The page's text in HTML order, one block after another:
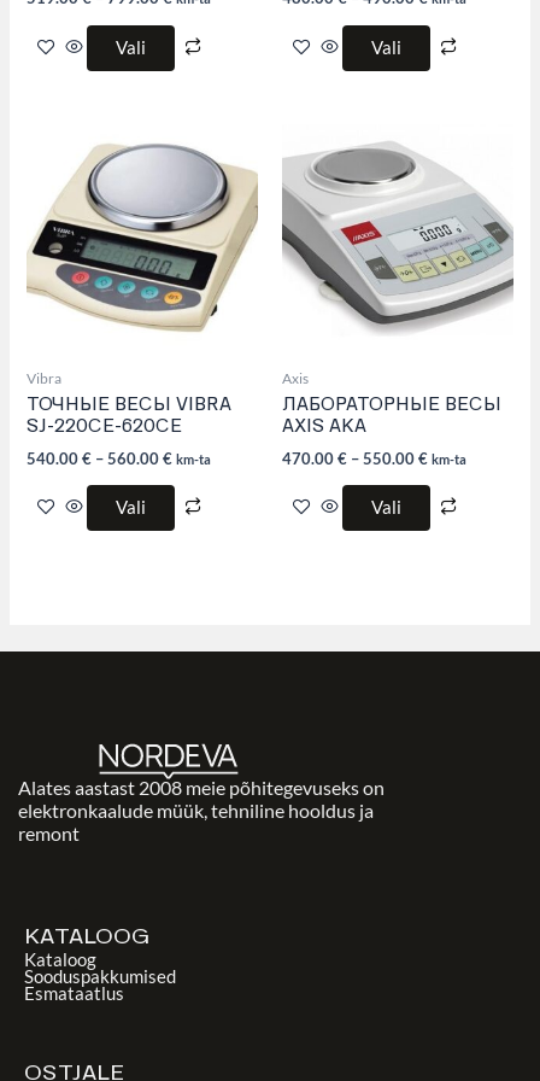
Vali Vali
Vibra
ТОЧНЫЕ ВЕСЫ VIBRA
SJ-220CE-620CE
540.00€ –560.00€ km-ta
Vali
product
has
multiple
variants.
The
options
may
be
chosen
page
Axis
ЛАБОРАТОРНЫЕ ВЕСЫ
AXIS AKA
470.00€ –550.00€ km-ta
Vali
multiple
variants.
The
options
may
be
chosen
page
Alates aastast 2008 meie põhitegevuseks on
elektronkaalude müük, tehniline hooldus ja
remont
KATALOOG
Kataloog
Sooduspakkumised
Esmataatlus
OSTJALE